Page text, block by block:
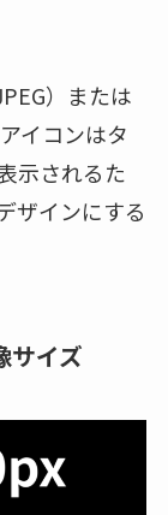
）または
イコンはタ
示されるた
ザインにする
サイズ